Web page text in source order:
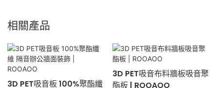
相關產品
3D PET吸音板 100%聚酯纖
3D PET吸音布料牆板吸音聚
酯板 | ROOAOO